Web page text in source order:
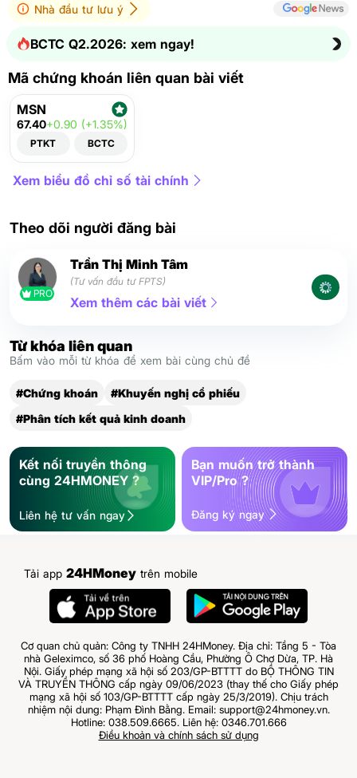
Nhà đầu tư lưu ý
BCTC Q2.2026: xem ngay!
Mã chứng khoán liên quan bài viết
MSN
67.40+0.90 (+1.35%)
PTKT BCTC
Xem biểu đồ chỉ số tài chính
Theo dõi người đăng bài
PRO
Trần Thị Minh Tâm
(Tư vấn đầu tư FPTS)
Xem thêm các bài viết
Từ khóa liên quan
Bấm vào mỗi từ khóa để xem bài cùng chủ đề
#Chứng khoán
#Khuyến nghị cổ phiếu
#Phân tích kết quả kinh doanh
Kết nối truyền thông
cùng 24HMONEY ?
Liên hệ tư vấn ngay
Bạn muốn trở thành
VIP/Pro ?
Đăng ký ngay
Tải app 24HMoney trên mobile
Cơ quan chủ quản: Công ty TNHH 24HMoney. Địa chỉ: Tầng 5 - Tòa
nhà Geleximco, số 36 phố Hoàng Cầu, Phường Ô Chợ Dừa, TP. Hà
Nội. Giấy phép mạng xã hội số 203/GP-BTTTT do BỘ THÔNG TIN
VÀ TRUYỀN THÔNG cấp ngày 09/06/2023 (thay thế cho Giấy phép
mạng xã hội số 103/GP-BTTTT cấp ngày 25/3/2019). Chịu trách
nhiệm nội dung: Phạm Đình Bằng. Email: support@24hmoney.vn.
Hotline: 038.509.6665. Liên hệ: 0346.701.666
Điều khoản và chính sách sử dụng